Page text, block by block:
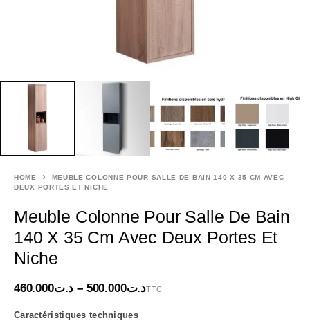
HOME
MEUBLE COLONNE POUR SALLE DE BAIN 140 X 35 CM AVEC
DEUX PORTES ET NICHE
Meuble Colonne Pour Salle De Bain
140 X 35 Cm Avec Deux Portes Et
Niche
د.ت460.000 – د.ت500.000 TTC
Caractéristiques techniques